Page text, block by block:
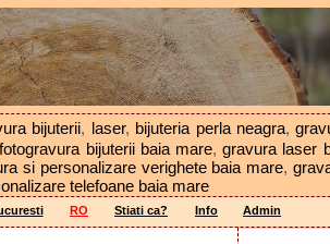
bijuterii, laser, bijuteria perla neagra,
fotogravura bijuterii baia mare,gravura laser
si personalizare verighete baia mare,
telefoane baia mare
RO Stiati ca? Info Admin